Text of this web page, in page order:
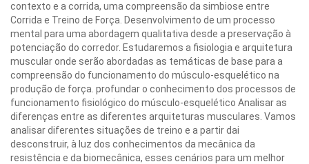
contexto e a corrida, uma compreensão da simbiose entre
Corrida e Treino de Força. Desenvolvimento de um processo
mental para uma abordagem qualitativa desde a preservação à
potenciação do corredor. Estudaremos a fisiologia e arquitetura
muscular onde serão abordadas as temáticas de base para a
compreensão do funcionamento do músculo-esquelético na
produção de força. profundar o conhecimento dos processos de
funcionamento fisiológico do músculo-esquelético Analisar as
diferenças entre as diferentes arquiteturas musculares. Vamos
analisar diferentes situações de treino e a partir dai
desconstruir, à luz dos conhecimentos da mecânica da
resistência e da biomecânica, esses cenários para um melhor